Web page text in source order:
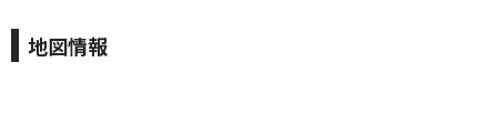
地図情報